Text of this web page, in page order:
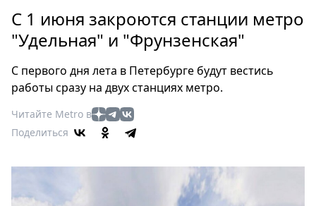
Россия
Мир
Еда
Туризм
Мода
Театр
С 1 июня закроются станции метро
"Удельная" и "Фрунзенская"
С первого дня лета в Петербурге будут вестись
работы сразу на двух станциях метро.
Читайте Metro в
Поделиться